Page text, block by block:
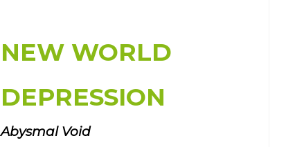
NEW WORLD
DEPRESSION
Abysmal Void